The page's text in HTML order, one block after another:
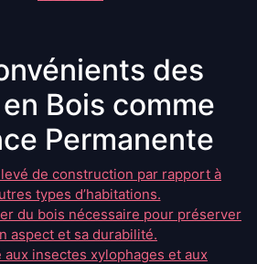
des
Bois comme
Permanente
de construction par rapport à
types d’habitations.
du bois nécessaire pour préserver
aspect et sa durabilité.
aux insectes xylophages et aux